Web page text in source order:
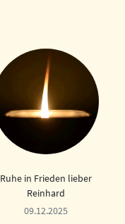
Ruhe in Frieden lieber
Reinhard
09.12.2025